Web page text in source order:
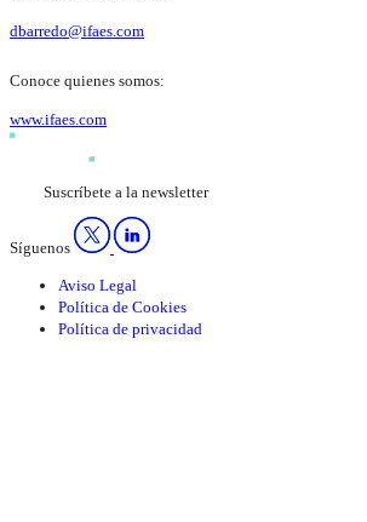
dbarredo@ifaes.com
Conoce quienes somos:
www.ifaes.com
Suscríbete a la newsletter
Síguenos
Aviso Legal
Política de Cookies
Política de privacidad